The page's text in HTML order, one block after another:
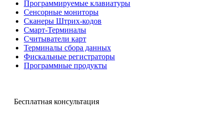
Программируемые клавиатуры
Сенсорные мониторы
Сканеры Штрих-кодов
Смарт-Терминалы
Считыватели карт
Терминалы сбора данных
Фискальные регистраторы
Программные продукты
Бесплатная консультация